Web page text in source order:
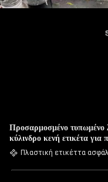
Προσαρμοσμένο τυπωμένο
κύλινδρο κενή ετικέτα για
Πλαστική ετικέττα